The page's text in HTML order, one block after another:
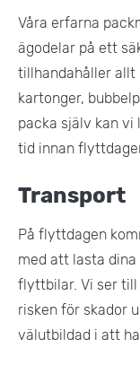
Våra erfarna
ägodelar på ett
tillhandahåller allt
kartonger,
packa själv kan
tid innan
Transport
På flyttdagen
med att lasta
flyttbilar. Vi ser
risken för skador
välutbildad i att